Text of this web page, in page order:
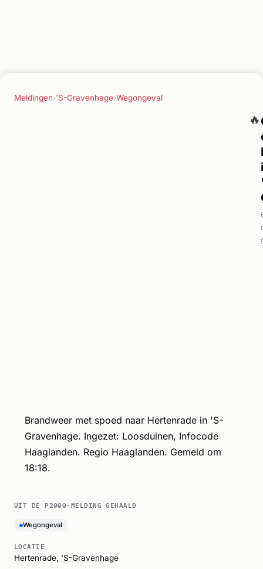
Meldingen›'S-Gravenhage›Wegongeval
🔥
Brandweer met spoed naar Hertenrade in 'S-
Gravenhage. Ingezet: Loosduinen, Infocode
Haaglanden. Regio Haaglanden. Gemeld om
18:18.
UIT DE P2000-MELDING GEHAALD
Wegongeval
LOCATIE
Hertenrade, 'S-Gravenhage